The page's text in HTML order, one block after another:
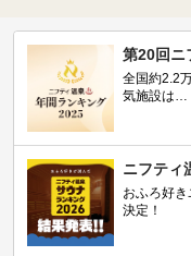
第20回ニ
全国約2.2
気施設は…
ニフティ
おふろ好
決定！